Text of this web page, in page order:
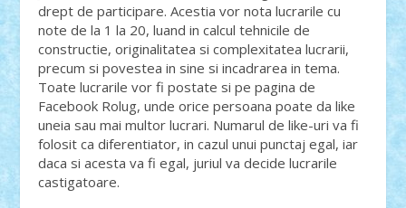
drept de participare. Acestia vor nota lucrarile cu
note de la 1 la 20, luand in calcul tehnicile de
constructie, originalitatea si complexitatea lucrarii,
precum si povestea in sine si incadrarea in tema.
Toate lucrarile vor fi postate si pe pagina de
Facebook Rolug, unde orice persoana poate da like
uneia sau mai multor lucrari. Numarul de like-uri va fi
folosit ca diferentiator, in cazul unui punctaj egal, iar
daca si acesta va fi egal, juriul va decide lucrarile
castigatoare.